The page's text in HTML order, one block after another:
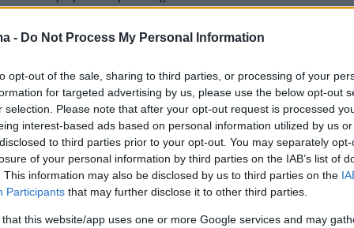
- Do Not Process My Personal Information
opt-out of the sale, sharing to third parties, or processing of your
for targeted advertising by us, please use the below opt-out
selection. Please note that after your opt-out request is processed
interest-based ads based on personal information utilized by us
to third parties prior to your opt-out. You may separately
of your personal information by third parties on the IAB’s list of
This information may also be disclosed by us to third parties on the
Participants that may further disclose it to other third parties.
that this website/app uses one or more Google services and may
δολοφονία του Π. Σ., τοπογράφου
της βαριάς εγκληματικότητας, που
από τον τύπο ως «Μαφία της Μυκόνου»,
την ενεργοποίηση και αξιοποίηση των
προς τούτο μηχανισμών, τους οποίους
της η Πολιτεία. Από τα συνημμένα στην
του τύπου σε συνδυασμό και με
2024 αναφορά κατοίκου της Μυκόνου που